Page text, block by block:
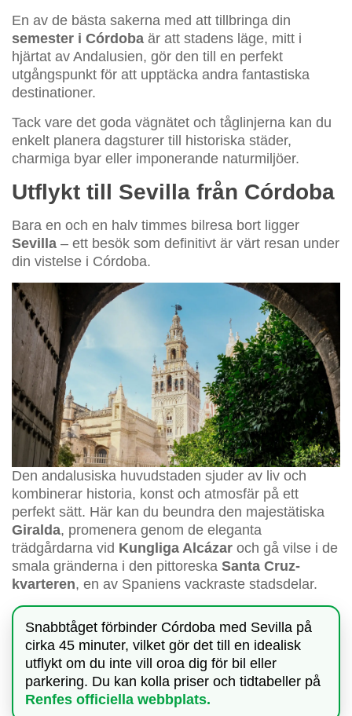
En av de bästa sakerna med att tillbringa din
semester i Córdoba är att stadens läge, mitt i
hjärtat av Andalusien, gör den till en perfekt
utgångspunkt för att upptäcka andra fantastiska
destinationer.
Tack vare det goda vägnätet och tåglinjerna kan du
enkelt planera dagsturer till historiska städer,
charmiga byar eller imponerande naturmiljöer.
Utflykt till Sevilla från Córdoba
Bara en och en halv timmes bilresa bort ligger
Sevilla – ett besök som definitivt är värt resan under
din vistelse i Córdoba.
Den andalusiska huvudstaden sjuder av liv och
kombinerar historia, konst och atmosfär på ett
perfekt sätt. Här kan du beundra den majestätiska
Giralda, promenera genom de eleganta
trädgårdarna vid Kungliga Alcázar och gå vilse i de
smala gränderna i den pittoreska Santa Cruz-
kvarteren, en av Spaniens vackraste stadsdelar.
Snabbtåget förbinder Córdoba med Sevilla på
cirka 45 minuter, vilket gör det till en idealisk
utflykt om du inte vill oroa dig för bil eller
parkering. Du kan kolla priser och tidtabeller på
Renfes officiella webbplats.